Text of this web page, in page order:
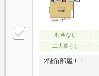
礼金なし
二人暮らし
2階角部屋！！